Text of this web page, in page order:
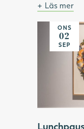
format och
och
haft inom
har visats
tittar på
kroppsliga
konstnärer
verktyg för
Bild: Julia
serien
Göteborgs
Läs mer
ONS
02
SEP